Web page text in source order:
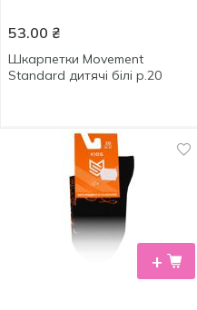
53.00 ₴
Шкарпетки Movement
Standard дитячі білі р.20
+